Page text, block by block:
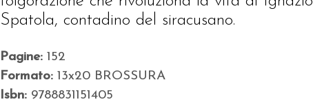
Spatola, contadino del siracusano.
Pagine:152
Formato:13x20 BROSSURA
Isbn: 9788831151405